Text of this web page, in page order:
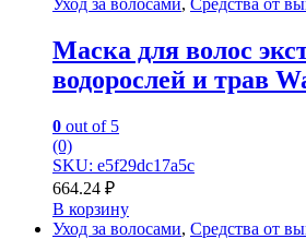
Маска для волос
водорослей и трав
0 out of 5
(0)
SKU: e5f29dc17a5c
664.24 ₽
В корзину
Уход за волосами, Средства от